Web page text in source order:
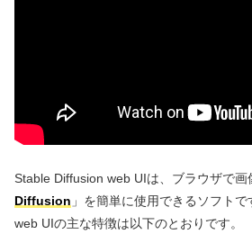
Stable Diffusion web UIは、ブラウザで画
Diffusion 」を簡単に使用できるソフト
web UIの主な特徴は以下のとおりです。